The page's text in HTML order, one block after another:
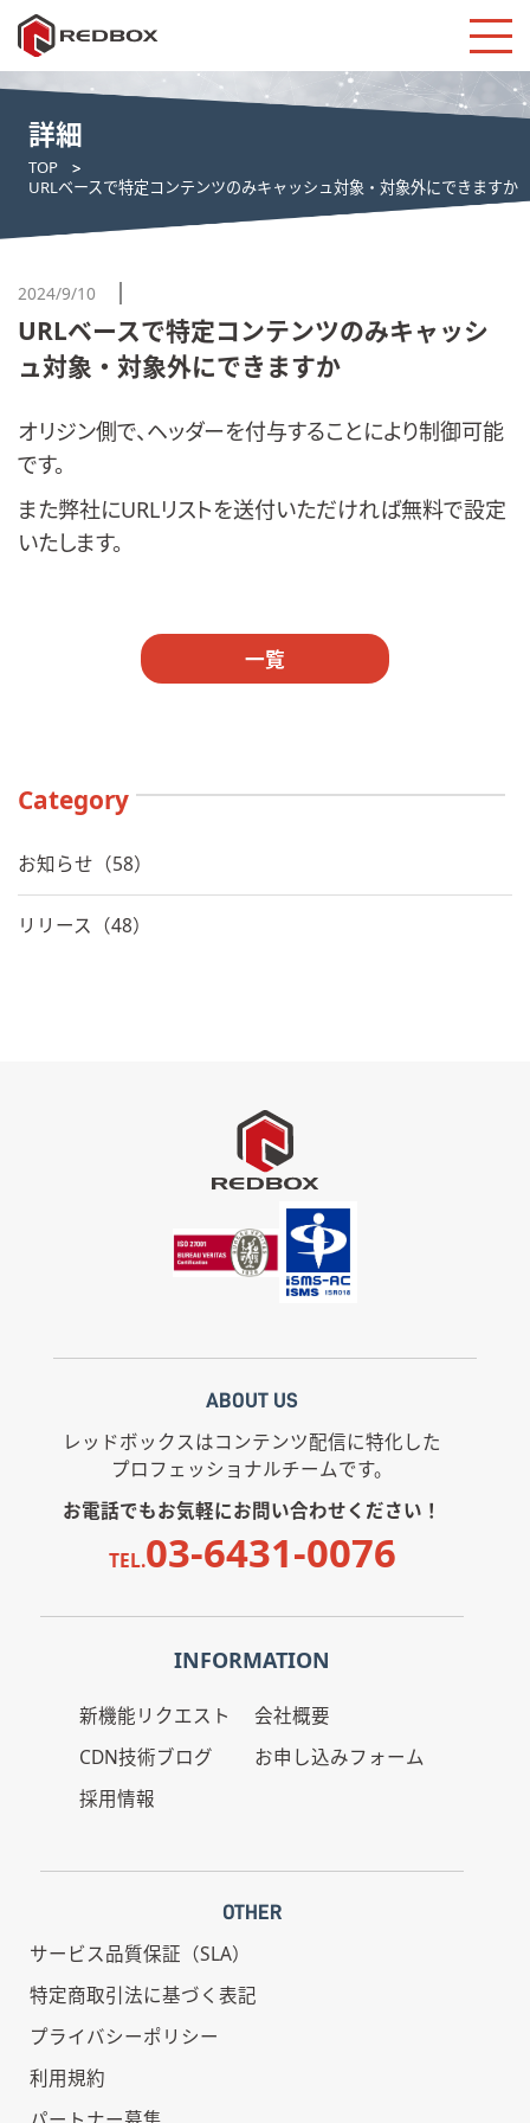
詳細
TOP
URLベースで特定コンテンツのみキャッシュ対象・対象外にできますか
2024/9/10
URLベースで特定コンテンツのみキャッシ
ュ対象・対象外にできますか
オリジン側で、ヘッダーを付与することにより制御可能
です。
また弊社にURLリストを送付いただければ無料で設定
いたします。
一覧
Category
お知らせ（58）
リリース（48）
ABOUT US
レッドボックスはコンテンツ配信に特化した
プロフェッショナルチームです。
お電話でもお気軽にお問い合わせください！
TEL.03-6431-0076
INFORMATION
新機能リクエスト
CDN技術ブログ
採用情報
会社概要
お申し込みフォーム
OTHER
サービス品質保証（SLA）
特定商取引法に基づく表記
プライバシーポリシー
利用規約